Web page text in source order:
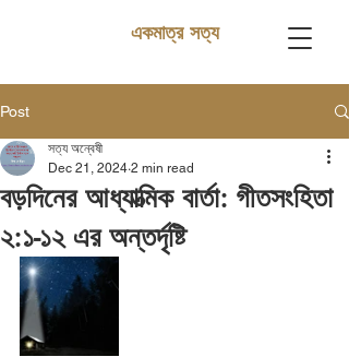
একমাত্র সত্য
Post
বড়দিনের আধ্যাত্মিক বার্তা: গীতসংহিতা
২:১-১২ এর অন্তর্দৃষ্টি
সত্য অন্বেষী
Dec 21, 2024 2 min read